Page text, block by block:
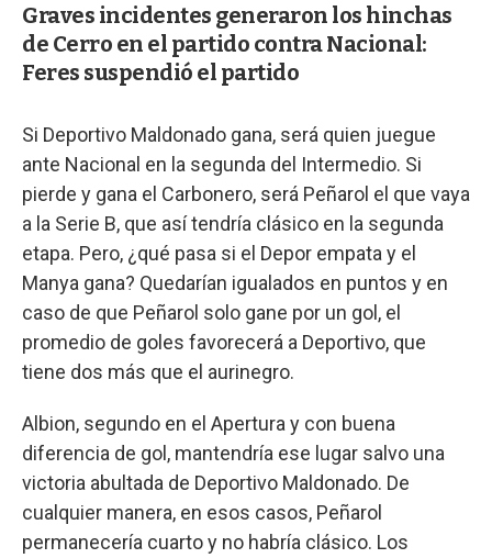
Graves incidentes generaron los hinchas
de Cerro en el partido contra Nacional:
Feres suspendió el partido
Si Deportivo Maldonado gana, será quien juegue
ante Nacional en la segunda del Intermedio. Si
pierde y gana el Carbonero, será Peñarol el que vaya
a la Serie B, que así tendría clásico en la segunda
etapa. Pero, ¿qué pasa si el Depor empata y el
Manya gana? Quedarían igualados en puntos y en
caso de que Peñarol solo gane por un gol, el
promedio de goles favorecerá a Deportivo, que
tiene dos más que el aurinegro.
Albion, segundo en el Apertura y con buena
diferencia de gol, mantendría ese lugar salvo una
victoria abultada de Deportivo Maldonado. De
cualquier manera, en esos casos, Peñarol
permanecería cuarto y no habría clásico. Los